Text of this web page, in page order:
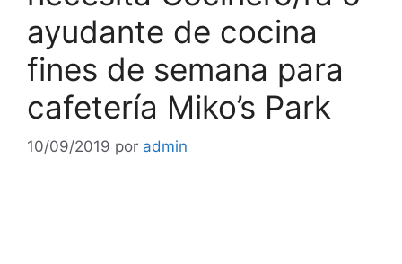
ayudante de cocina
fines de semana para
cafetería Miko’s Park
10/09/2019 por admin